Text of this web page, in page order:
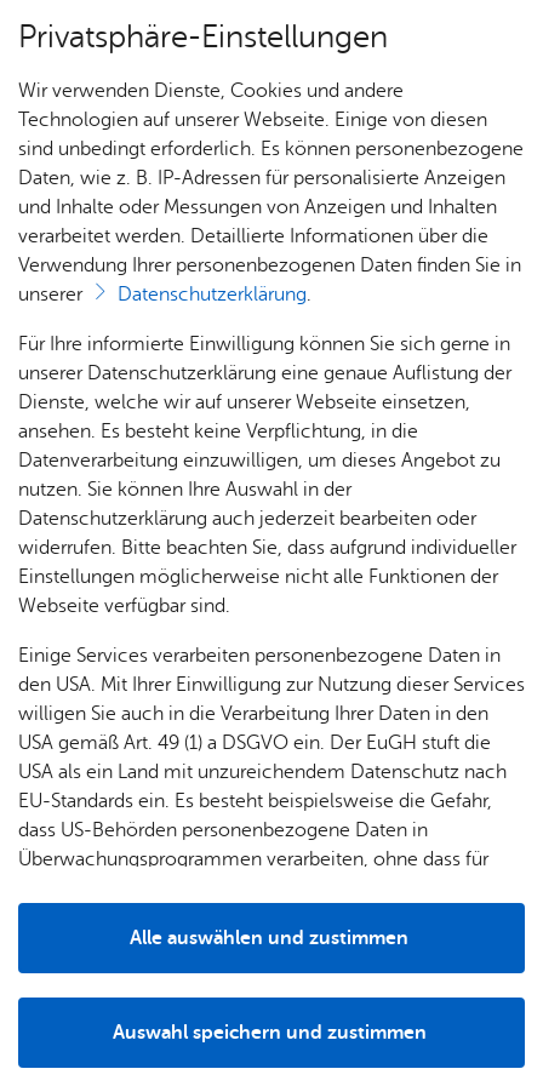
Pro­gramm
Don­
ners­
tag für
Schul­
klas­
sen
und
Grup­
Alle Nach­rich­ten
Don­ners­tag, 19. Fe­bru­ar 2026
Spielehaus-Superhelden-
Camp – „Sei ein Superheld“
92 Kinder im Alter von 6 bis 13 Jahren tauchten
beim Superhelden-Camp in eine
Abenteuerwoche voller Action, Fantasie und
Teamgeist ein. Unter dem Motto „Sei ein
Superheld“ erlebten sie Tage voller Fairplay, Fun
und Empowerment – und entdeckten dabei ihre
ganz eigenen Superkräfte.
Im Mittelpunkt stand die Frage: Welche Kräfte stecken in
Privatsphäre-Einstellungen
Wir verwenden Dienste, Cookies und andere
Technologien auf unserer Webseite. Einige von diesen
sind unbedingt erforderlich. Es können personenbezogene
Daten, wie z. B. IP-Adressen für personalisierte Anzeigen
und Inhalte oder Messungen von Anzeigen und Inhalten
verarbeitet werden. Detaillierte Informationen über die
Verwendung Ihrer personenbezogenen Daten finden Sie in
unserer
Datenschutzerklärung.
Für Ihre informierte Einwilligung können Sie sich gerne in
unserer Datenschutzerklärung eine genaue Auflistung der
Dienste, welche wir auf unserer Webseite einsetzen,
ansehen. Es besteht keine Verpflichtung, in die
Datenverarbeitung einzuwilligen, um dieses Angebot zu
nutzen. Sie können Ihre Auswahl in der
Datenschutzerklärung auch jederzeit bearbeiten oder
widerrufen. Bitte beachten Sie, dass aufgrund individueller
Einstellungen möglicherweise nicht alle Funktionen der
Webseite verfügbar sind.
Einige Services verarbeiten personenbezogene Daten in
den USA. Mit Ihrer Einwilligung zur Nutzung dieser Services
willigen Sie auch in die Verarbeitung Ihrer Daten in den
USA gemäß Art. 49 (1) a DSGVO ein. Der EuGH stuft die
USA als ein Land mit unzureichendem Datenschutz nach
EU-Standards ein. Es besteht beispielsweise die Gefahr,
dass US-Behörden personenbezogene Daten in
Überwachungsprogrammen verarbeiten, ohne dass für
Auswahl speichern und zustimmen
Alle auswählen und zustimmen